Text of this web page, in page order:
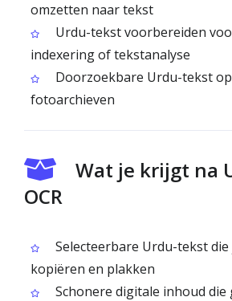
omzetten naar tekst
Urdu-tekst voorbereiden
indexering of tekstanalyse
Doorzoekbare Urdu-tekst
fotoarchieven
Wat je krijgt na
OCR
Selecteerbare Urdu-tekst
kopiëren en plakken
Schonere digitale inhoud